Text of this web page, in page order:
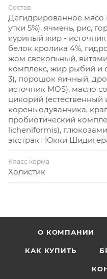
Состав
Дегидрированное мясо
утки 5%), ячмень, рис,
куриный жир -
белок кролика 4%,
жом свекольный,
комплекс, жир рыбий и
3), порошок яичный,
источник MOS), масло
цикорий (естественный
корень одуванчика,
пробиотический
licheniformis),
экстракт Юкки
Класс корма
Холистик
О КОМПАНИИ
КАК КУПИТЬ